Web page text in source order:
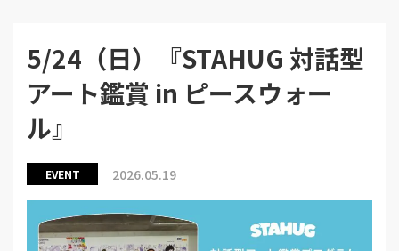
5/24（日）『STAHUG 対話型
アート鑑賞 in ピースウォー
ル』
EVENT 2026.05.19